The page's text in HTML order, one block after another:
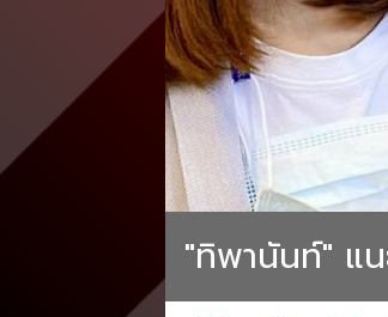
"ทิพานันท์" แน